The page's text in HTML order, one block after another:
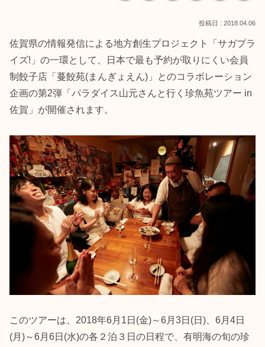
2018.04.06
佐賀県の情報発信による地方創生プロジェクト「サガプラ
イズ!」の一環として、日本で最も予約が取りにくい会員
制餃子店「蔓餃苑(まんぎょえん)」とのコラボレーション
企画の第2弾「パラダイス山元さんと行く珍魚苑ツアー in
佐賀」が開催されます。
このツアーは、2018年6月1日(金)～6月3日(日)、6月4日
(月)～6月6日(水)の各２泊３日の日程で、有明海の旬の珍